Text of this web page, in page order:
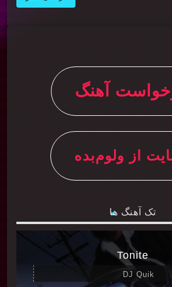
آهنگ
از ولوم‌بده
تک آهنگ ها
Tonite
DJ Quik